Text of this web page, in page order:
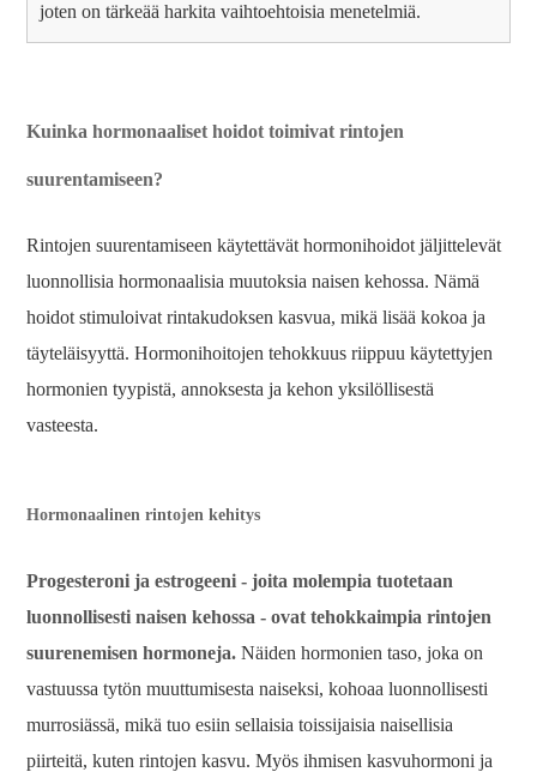
joten on tärkeää harkita vaihtoehtoisia menetelmiä.
Kuinka hormonaaliset hoidot toimivat rintojen
suurentamiseen?
Rintojen suurentamiseen käytettävät hormonihoidot jäljittelevät
luonnollisia hormonaalisia muutoksia naisen kehossa. Nämä
hoidot stimuloivat rintakudoksen kasvua, mikä lisää kokoa ja
täyteläisyyttä. Hormonihoitojen tehokkuus riippuu käytettyjen
hormonien tyypistä, annoksesta ja kehon yksilöllisestä
vasteesta.
Hormonaalinen rintojen kehitys
Progesteroni ja estrogeeni - joita molempia tuotetaan
luonnollisesti naisen kehossa - ovat tehokkaimpia rintojen
suurenemisen hormoneja. Näiden hormonien taso, joka on
vastuussa tytön muuttumisesta naiseksi, kohoaa luonnollisesti
murrosiässä, mikä tuo esiin sellaisia ​​toissijaisia ​​naisellisia
piirteitä, kuten rintojen kasvu. Myös ihmisen kasvuhormoni ja